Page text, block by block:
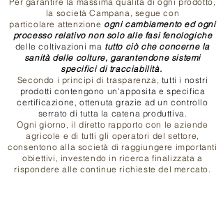
la società Campana, segue con
particolare attenzione ogni cambiamento ed ogni
processo relativo non solo alle fasi fenologiche
delle coltivazioni ma tutto ciò che concerne la
sanità delle colture, garantendone sistemi
specifici di tracciabilità.
Secondo i principi di trasparenza, tutti i nostri
prodotti contengono un'apposita e specifica
certificazione, ottenuta grazie ad un controllo
serrato di tutta la catena produttiva.
Ogni giorno, il diretto rapporto con le aziende
agricole e di tutti gli operatori del settore,
consentono alla società di raggiungere importanti
obiettivi, investendo in ricerca finalizzata a
rispondere alle continue richieste del mercato.